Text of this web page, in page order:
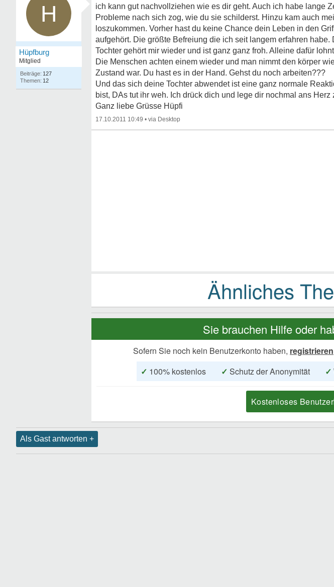
H
Hüpfburg
Mitglied
127
12
ich kann gut nachvollziehen wie es dir geht. Auch ich habe lange
Probleme nach sich zog, wie du sie schilderst. Hinzu kam auch
loszukommen. Vorher hast du keine Chance dein Leben in den
aufgehört. Die größte Befreiung die ich seit langem erfahren
Tochter gehört mir wieder und ist ganz ganz froh. Alleine dafür
Die Menschen achten einem wieder und man nimmt den körper
Zustand war. Du hast es in der Hand. Gehst du noch arbeiten???
Und das sich deine Tochter abwendet ist eine ganz normale
bist, DAs tut ihr weh. Ich drück dich und lege dir nochmal ans
Ganz liebe Grüsse Hüpfi
17.10.2011 10:49 •
Sie brauchen Hilfe oder
Sofern Sie noch kein Benutzerkonto haben, registrieren
✓ 100% kostenlos ✓ Schutz der Anonymität ✓
Kostenloses
Als Gast antworten +